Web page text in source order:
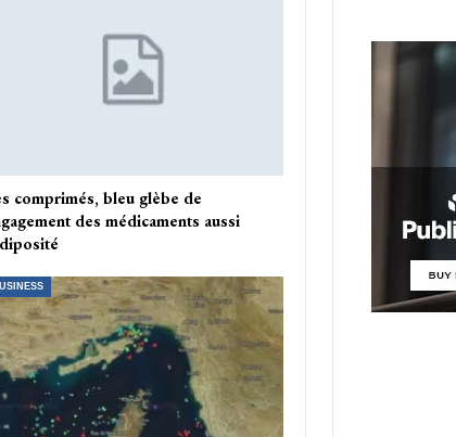
comprimés, bleu glèbe de
des médicaments aussi